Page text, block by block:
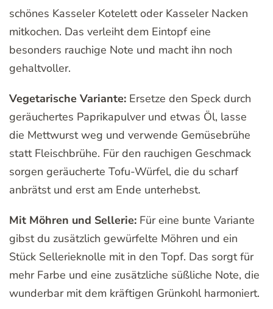
schönes Kasseler Kotelett oder Kasseler Nacken
mitkochen. Das verleiht dem Eintopf eine
besonders rauchige Note und macht ihn noch
gehaltvoller.
Vegetarische Variante: Ersetze den Speck durch
geräuchertes Paprikapulver und etwas Öl, lasse
die Mettwurst weg und verwende Gemüsebrühe
statt Fleischbrühe. Für den rauchigen Geschmack
sorgen geräucherte Tofu-Würfel, die du scharf
anbrätst und erst am Ende unterhebst.
Mit Möhren und Sellerie: Für eine bunte Variante
gibst du zusätzlich gewürfelte Möhren und ein
Stück Sellerieknolle mit in den Topf. Das sorgt für
mehr Farbe und eine zusätzliche süßliche Note, die
wunderbar mit dem kräftigen Grünkohl harmoniert.